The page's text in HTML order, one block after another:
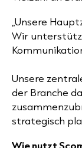
„Unsere
Wir
Unsere
der Branche
strategisch